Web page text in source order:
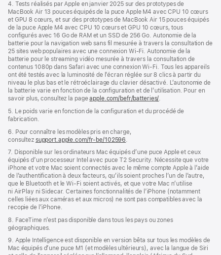
4. Tests réalisés par Apple en janvier 2025 sur des prototypes de
MacBook Air 13 pouces équipés de la puce Apple M4 avec CPU 10 cœurs
et GPU 8 cœurs, et sur des prototypes de MacBook Air 15 pouces équipés
de la puce Apple M4 avec CPU 10 cœurs et GPU 10 cœurs, tous
configurés avec 16 Go de RAM et un SSD de 256 Go. Autonomie de la
batterie pour la navigation web sans fil mesurée à travers la consultation de
25 sites web populaires avec une connexion Wi-Fi. Autonomie de la
batterie pour le streaming vidéo mesurée à travers la consultation de
contenus 1080p dans Safari avec une connexion Wi-Fi. Tous les appareils
ont été testés avec la luminosité de l’écran réglée sur 8 clics à partir du
niveau le plus bas et le rétroéclairage du clavier désactivé. L’autonomie de
la batterie varie en fonction de la configuration et de l’utilisation. Pour en
savoir plus, consultez la pageapple.com/befr/batteries/.
5. Le poids varie en fonction de la configuration et du procédé de
fabrication.
6. Pour connaître les modèles pris en charge,
consultez support.apple.com/fr-be/102596
7. Disponible sur les ordinateurs Mac équipés d’une puce Apple et ceux
équipés d’un processeur Intel avec puce T2 Security. Nécessite que votre
iPhone et votre Mac soient connectés avec le même compte Apple à l’aide
de l’authentification à deux facteurs, qu’ils soient proches l’un de l’autre,
que le Bluetooth et le Wi-Fi soient activés, et que votre Mac n’utilise
ni AirPlay ni Sidecar. Certaines fonctionnalités de l’iPhone (notamment
celles liées aux caméras et aux micros) ne sont pas compatibles avec la
recopie de l’iPhone.
8. FaceTime n’est pas disponible dans tous les pays ou zones
géographiques.
9. Apple Intelligence est disponible en version bêta sur tous les modèles de
Mac équipés d’une puce M1 (et modèles ultérieurs), avec la langue de Siri